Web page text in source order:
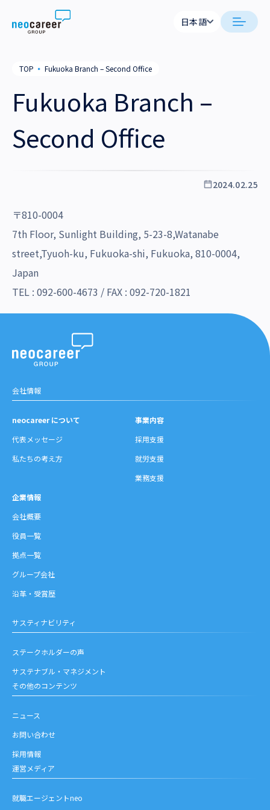
Skip to content
日本語
代表メッセージ
事業内容
企業情報
拠点一覧
グループ会社
沿革・受賞歴
採用情報
日本語
TOP ▪ Fukuoka Branch – Second Office
Fukuoka Branch –
Second Office
2024.02.25
〒810-0004
7th Floor, Sunlight Building, 5-23-8,Watanabe
street,Tyuoh-ku, Fukuoka-shi, Fukuoka, 810-0004,
Japan
TEL : 092-600-4673 / FAX : 092-720-1821
会社情報
neocareer について
代表メッセージ
私たちの考え方
事業内容
採用支援
就労支援
業務支援
企業情報
会社概要
役員一覧
拠点一覧
グループ会社
沿革・受賞歴
サスティナビリティ
ステークホルダーの声
サステナブル・マネジメント
その他のコンテンツ
ニュース
お問い合わせ
採用情報
運営メディア
就職エージェントneo